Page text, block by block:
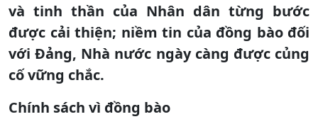
và tinh thần của Nhân dân từng bước
được cải thiện; niềm tin của đồng bào đối
với Đảng, Nhà nước ngày càng được củng
cố vững chắc.
Chính sách vì đồng bào